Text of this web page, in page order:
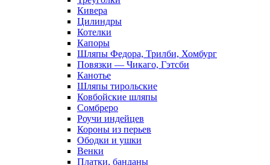
Кивера
Цилиндры
Котелки
Капоры
Шляпы Федора, Трилби, Хомбург
Повязки — Чикаго, Гэтсби
Канотье
Шляпы тирольские
Ковбойские шляпы
Сомбреро
Роучи индейцев
Короны из перьев
Ободки и ушки
Венки
Платки, банданы